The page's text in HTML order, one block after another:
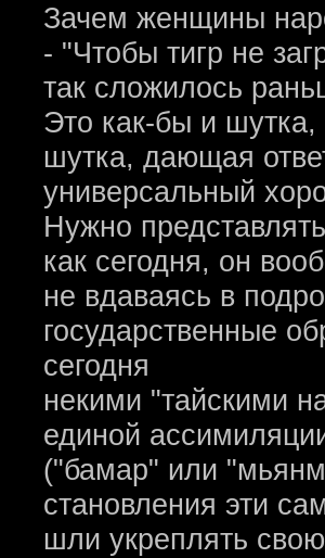
Зачем женщины
- "Чтобы тигр не
так сложилось
Это как-бы и
шутка, дающая
универсальный
Нужно
как сегодня, он
не вдаваясь в
государственные
сегодня
некими "тайскими
единой
("бамар" или
становления эти
шли укреплять